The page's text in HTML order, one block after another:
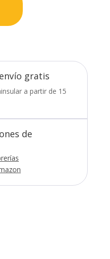
gratis
a partir de 15
de